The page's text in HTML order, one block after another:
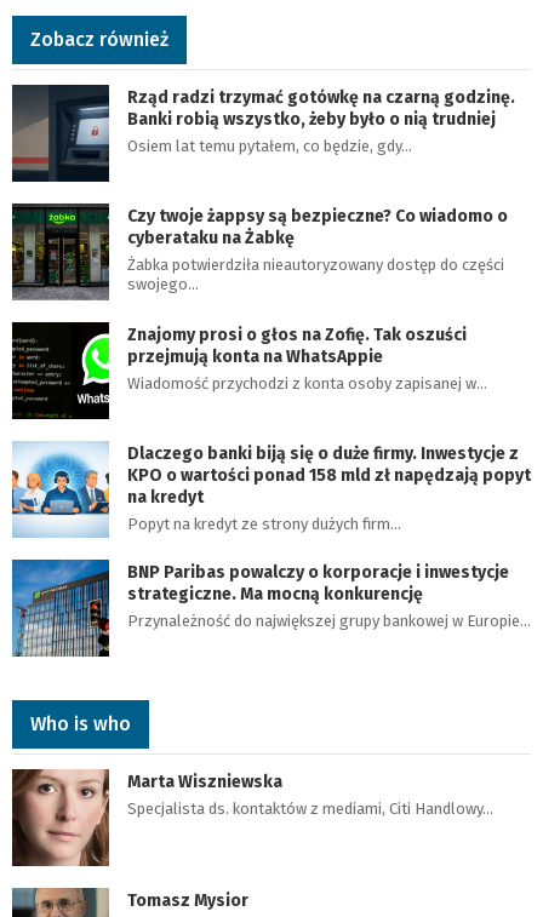
Zobacz również
Rząd radzi trzymać gotówkę na czarną godzinę.
Banki robią wszystko, żeby było o nią trudniej
Osiem lat temu pytałem, co będzie, gdy…
Czy twoje żappsy są bezpieczne? Co wiadomo o
cyberataku na Żabkę
Żabka potwierdziła nieautoryzowany dostęp do części
swojego…
Znajomy prosi o głos na Zofię. Tak oszuści
przejmują konta na WhatsAppie
Wiadomość przychodzi z konta osoby zapisanej w…
Dlaczego banki biją się o duże firmy. Inwestycje z
KPO o wartości ponad 158 mld zł napędzają popyt
na kredyt
Popyt na kredyt ze strony dużych firm…
BNP Paribas powalczy o korporacje i inwestycje
strategiczne. Ma mocną konkurencję
Przynależność do największej grupy bankowej w Europie…
Who is who
Marta Wiszniewska
Specjalista ds. kontaktów z mediami, Citi Handlowy…
Tomasz Mysior